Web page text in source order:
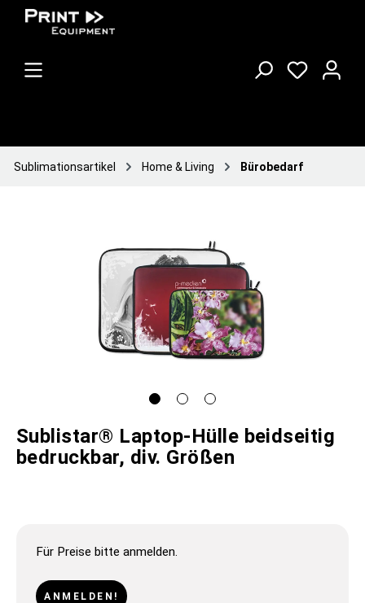
Sublimationsartikel Home & Living Bürobedarf
Sublistar® Laptop-Hülle beidseitig
bedruckbar, div. Größen
Für Preise bitte anmelden.
ANMELDEN!